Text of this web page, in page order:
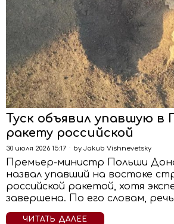
Туск объявил упавшую в
ракету российской
30 июля 2026 15:17 by Jakub Vishnevetsky
Премьер-министр Польши
назвал упавший на востоке
российской ракетой, хотя
завершена. По его словам,
ЧИТАТЬ ДАЛЕЕ